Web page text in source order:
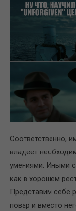
Соответственно,
владеет
умениями. Иными
как в хорошем
Представим себе
повар и вместо